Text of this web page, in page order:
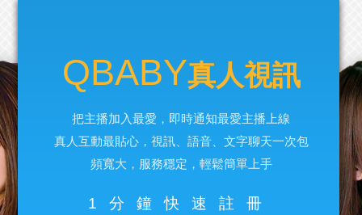
QBABY真人視訊
把主播加入最愛，即時通知最愛主播上線
真人互動最貼心，視訊、語音、文字聊天一次包
頻寬大，服務穩定，輕鬆簡單上手
1分鐘快速註冊